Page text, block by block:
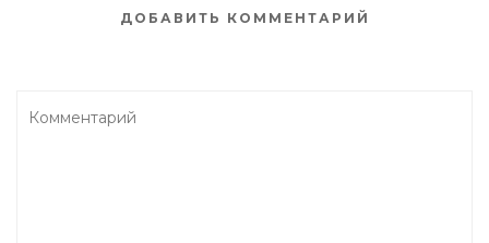
ki
ДОБАВИТЬ КОММЕНТАРИЙ